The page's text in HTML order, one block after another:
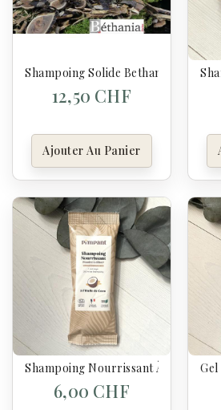
Shampoing Solide Bethania Santal
12,50 CHF
Ajouter Au Panier
Shampoing Nourrissant À L'Huile
6,00 CHF